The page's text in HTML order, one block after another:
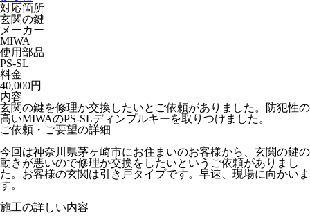
対応箇所
玄関の鍵
メーカー
MIWA
使用部品
PS-SL
料金
40,000円
内容
玄関の鍵を修理か交換したいとご依頼がありました。防犯性の
高いMIWAのPS-SLディンプルキーを取りつけました。
ご依頼・ご要望の詳細
今回は神奈川県茅ヶ崎市にお住まいのお客様から、玄関の鍵の
動きが悪いので修理か交換をしたいというご依頼がありまし
た。お客様の玄関は引き戸タイプです。早速、現場に向かいま
す。
施工の詳しい内容